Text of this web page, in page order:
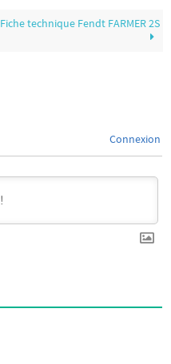
Fiche technique Fendt FARMER 2S
Connexion